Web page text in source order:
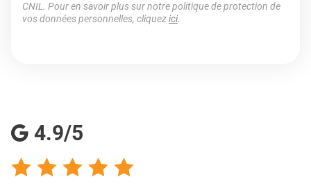
CNIL. Pour en savoir plus sur notre politique de protection de
vos données personnelles, cliquezici.
4.9/5